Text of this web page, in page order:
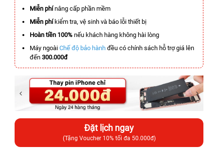
Miễn phínâng cấp phần mềm
Miễn phíkiểm tra, vệ sinh và báo lỗi thiết bị
Hoàn tiền 100% nếu khách hàng không hài lòng
Máy ngoài Chế độ bảo hành đều có chính sách hỗ trợ giá lên
đến 300.000đ
Đặt lịch ngay
(Tặng Voucher 10% tối đa 50.000đ)